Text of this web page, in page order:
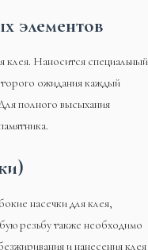
элементов
клея. Наносится специальный
ожидания каждый
полного высыхания
насечки для клея,
резьбу также необходимо
и нанесения клея